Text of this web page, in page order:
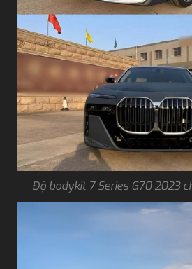
Độ bodykit 7 Series G70 2023